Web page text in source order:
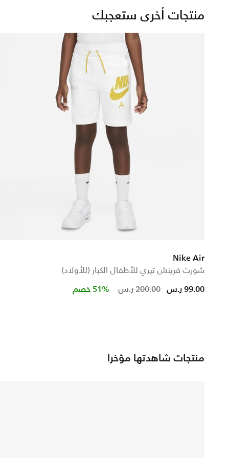
منتجات أخرى ستعجبك
Nike Air
شورت فرينش تيري للأطفال الكبار (للأولاد)
Price reduced from200.00 ر.س to99.00 ر.س 51% خصم
منتجات شاهدتها مؤخرًا